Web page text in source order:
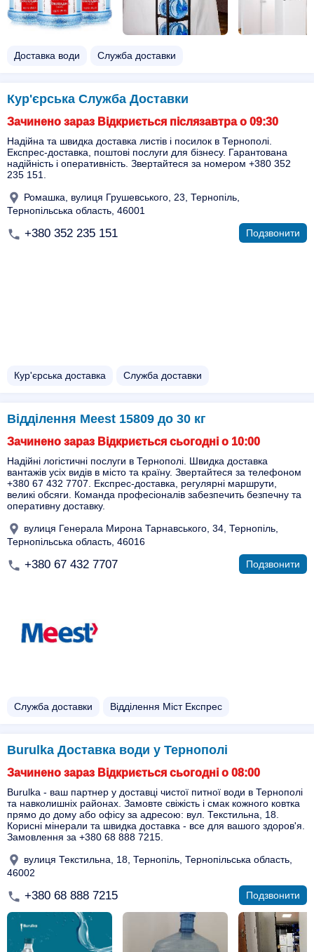
Доставка води Служба доставки
Кур'єрська Служба Доставки
Зачинено зараз Відкриється післязавтра о 09:30
Надійна та швидка доставка листів і посилок в Тернополі.
Експрес-доставка, поштові послуги для бізнесу. Гарантована
надійність і оперативність. Звертайтеся за номером +380 352
235 151.
Ромашка, вулиця Грушевського, 23, Тернопіль,
Тернопільська область, 46001
+380 352 235 151 Подзвонити
Кур'єрська доставка Служба доставки
Відділення Meest 15809 до 30 кг
Зачинено зараз Відкриється сьогодні о 10:00
Надійні логістичні послуги в Тернополі. Швидка доставка
вантажів усіх видів в місто та країну. Звертайтеся за телефоном
+380 67 432 7707. Експрес-доставка, регулярні маршрути,
великі обсяги. Команда професіоналів забезпечить безпечну та
оперативну доставку.
вулиця Генерала Мирона Тарнавського, 34, Тернопіль,
Тернопільська область, 46016
+380 67 432 7707 Подзвонити
Служба доставки Відділення Міст Експрес
Burulka Доставка води у Тернополі
Зачинено зараз Відкриється сьогодні о 08:00
Burulka - ваш партнер у доставці чистої питної води в Тернополі
та навколишніх районах. Замовте свіжість і смак кожного ковтка
прямо до дому або офісу за адресою: вул. Текстильна, 18.
Корисні мінерали та швидка доставка - все для вашого здоров'я.
Замовлення за +380 68 888 7215.
вулиця Текстильна, 18, Тернопіль, Тернопільська область,
46002
+380 68 888 7215 Подзвонити